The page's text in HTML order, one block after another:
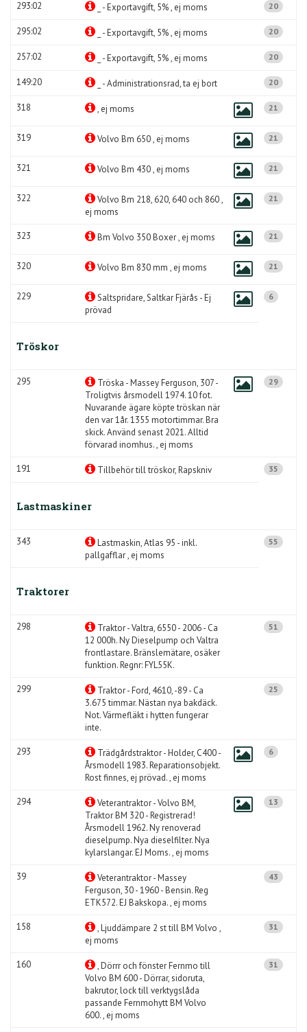
293:02 _ - Exportavgift, 5% , ej moms 20
295:02 _ - Exportavgift, 5% , ej moms 20
257:02 _ - Exportavgift, 5% , ej moms 20
149:20 _ - Administrationsrad, ta ej bort 20
318 , ej moms 21
319 Volvo Bm 650 , ej moms 21
321 Volvo Bm 430 , ej moms 21
322
Volvo Bm 218, 620, 640 och 860 ,
ej moms
21
323 Bm Volvo 350 Boxer , ej moms 21
320 Volvo Bm 830 mm , ej moms 21
229
Saltspridare, Saltkar Fjärås - Ej
prövad
6
Tröskor
295
Tröska - Massey Ferguson, 307 -
Troligtvis årsmodell 1974. 10 fot.
Nuvarande ägare köpte tröskan när
den var 1år. 1355 motortimmar. Bra
skick. Använd senast 2021. Alltid
förvarad inomhus. , ej moms
29
191 Tillbehör till tröskor, Rapskniv 35
Lastmaskiner
343
Lastmaskin, Atlas 95 - inkl.
pallgafflar , ej moms
55
Traktorer
298
Traktor - Valtra, 6550 - 2006 - Ca
12 000h. Ny Dieselpump och Valtra
frontlastare. Bränslemätare, osäker
funktion. Regnr: FYL55K.
51
299
Traktor - Ford, 4610, -89 - Ca
3.675 timmar. Nästan nya bakdäck.
Not. Värmefläkt i hytten fungerar
inte.
25
293
Trädgårdstraktor - Holder, C400 -
Årsmodell 1983. Reparationsobjekt.
Rost finnes, ej prövad. , ej moms
6
294
Veterantraktor - Volvo BM,
Traktor BM 320 - Registrerad!
Årsmodell 1962. Ny renoverad
dieselpump. Nya dieselfilter. Nya
kylarslangar. EJ Moms. , ej moms
13
39
Veterantraktor - Massey
Ferguson, 30 - 1960 - Bensin. Reg
ETK572. EJ Bakskopa. , ej moms
43
158
, Ljuddämpare 2 st till BM Volvo ,
ej moms
31
160
, Dörrr och fönster Fernmo till
Volvo BM 600 - Dörrar, sidoruta,
bakrutor, lock till verktygslåda
passande Fernmohytt BM Volvo
600. , ej moms
31